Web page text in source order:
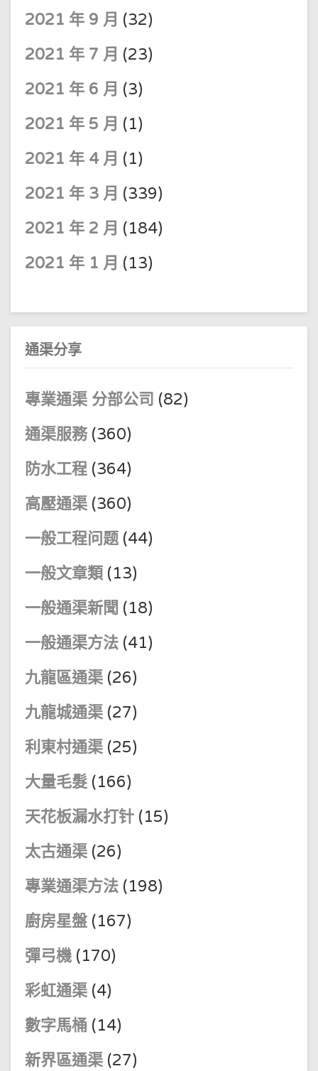
2021 年 9 月 (32)
2021 年 7 月 (23)
2021 年 6 月 (3)
2021 年 5 月 (1)
2021 年 4 月 (1)
2021 年 3 月 (339)
2021 年 2 月 (184)
2021 年 1 月 (13)
通渠分享
專業通渠 分部公司 (82)
通渠服務 (360)
防水工程 (364)
高壓通渠 (360)
一般工程问题 (44)
一般文章類 (13)
一般通渠新聞 (18)
一般通渠方法 (41)
九龍區通渠 (26)
九龍城通渠 (27)
利東村通渠 (25)
大量毛髮 (166)
天花板漏水打针 (15)
太古通渠 (26)
專業通渠方法 (198)
廚房星盤 (167)
彈弓機 (170)
彩虹通渠 (4)
數字馬桶 (14)
新界區通渠 (27)